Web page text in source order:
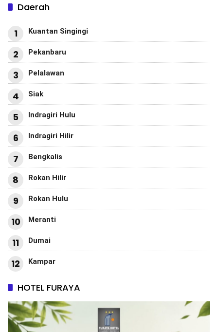
Daerah
1 Kuantan Singingi
2 Pekanbaru
3 Pelalawan
4 Siak
5 Indragiri Hulu
6 Indragiri Hilir
7 Bengkalis
8 Rokan Hilir
9 Rokan Hulu
10 Meranti
11 Dumai
12 Kampar
HOTEL FURAYA